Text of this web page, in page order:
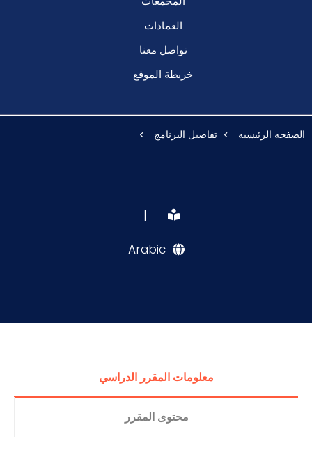
العمادات
تواصل معنا
خريطة الموقع
الصفحه الرئيسيه تفاصيل البرنامج
|
Arabic
معلومات المقرر الدراسي
محتوى المقرر